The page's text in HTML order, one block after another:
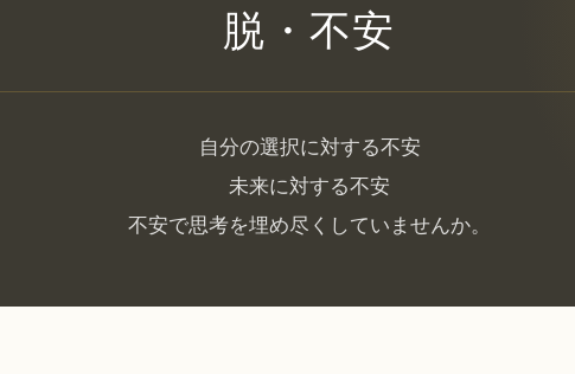
脱・不安
自分の選択に対する不安
未来に対する不安
不安で思考を埋め尽くしていませんか。